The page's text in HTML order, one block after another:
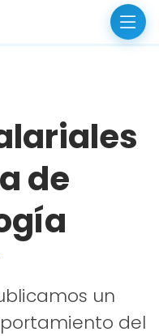
de
un
del